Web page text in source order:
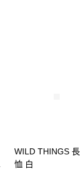
WILD THINGS
恤 白